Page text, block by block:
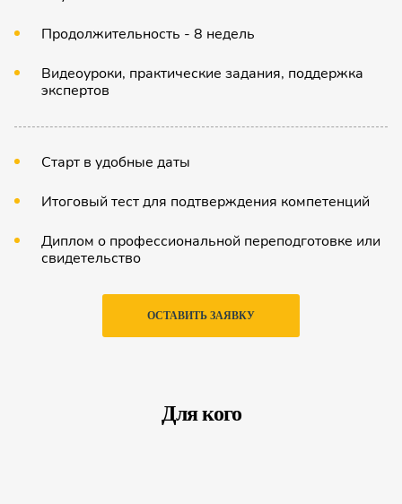
Продолжительность - 8 недель
Видеоуроки, практические задания, поддержка
экспертов
Старт в удобные даты
Итоговый тест для подтверждения компетенций
Диплом о профессиональной переподготовке или
свидетельство
ОСТАВИТЬ ЗАЯВКУ
Для кого